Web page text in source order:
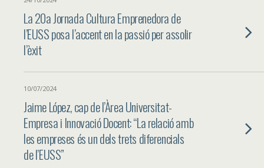
La 20a Jornada Cultura Emprenedora de
l’EUSS posa l’accent en la passió per assolir
l’èxit
10/07/2024
Jaime López, cap de l’Àrea Universitat-
Empresa i Innovació Docent: “La relació amb
les empreses és un dels trets diferencials
de l’EUSS”